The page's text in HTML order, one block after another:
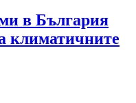
в България
климатичните